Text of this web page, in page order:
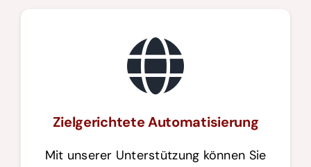
Zielgerichtete Automatisierung
Mit unserer Unterstützung können Sie